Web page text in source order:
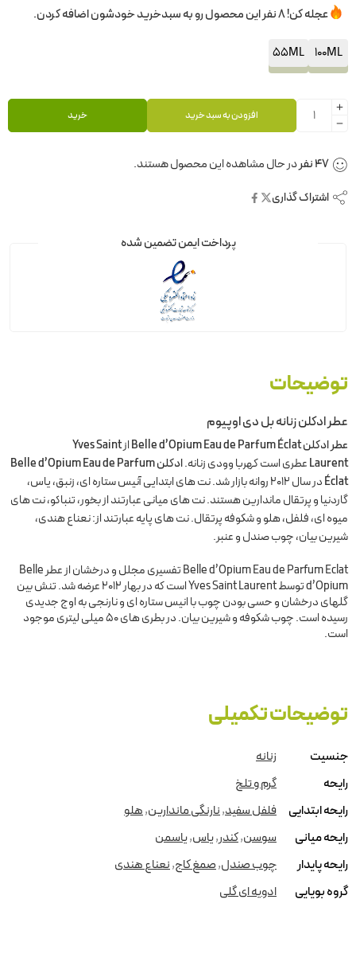
عجله کن! 8 نفر این محصول رو به سبدخرید خودشون اضافه کردن.
100ML
55ML
افزودن به سبد خرید خرید
47نفردر حال مشاهده این محصول هستند.
اشتراک گذاری
پرداخت ایمن تضمین شده
توضیحات
عطر ادکلن زنانه بل دی اوپیوم
عطر ادکلن Belle d’Opium Eau de Parfum Éclat ازYves Saint
Laurentعطری است کهربا وودی زنانه.
ادکلن Belle d’Opium Eau de Parfum
Éclat
در سال 2012 روانه بازار شد. نت های ابتدایی آنیس ستاره ای، زنبق، یاس،
گاردنیا و پرتقال ماندارین هستند. نت های میانی عبارتند از بخور، تنباکو، نت های
میوه ای، فلفل، هلو و شکوفه پرتقال. نت های پایه عبارتند از: نعناع هندی،
شیرین بیان، چوب صندل و عنبر.
Belle d’Opium Eau de Parfum Eclat تفسیری مجلل و درخشان از عطر Belle
d’Opium توسط Yves Saint Laurent است که در بهار 2012 عرضه شد. تنش بین
گلهای درخشان و حسی بودن چوب با انیس ستاره ای و نارنجی به اوج جدیدی
رسیده است. چوب شکوفه و شیرین بیان. در بطری های 50 میلی لیتری موجود
است.
توضیحات تکمیلی
جنسیت
زنانه
رایحه
گرم و تلخ
رایحه ابتدایی
فلفل سفید,نارنگی ماندارین,هلو
رایحه میانی
سوسن,کندر,یاس,یاسمن
رایحه پایدار
چوب صندل,صمغ کاج,نعناع هندی
گروه بویایی
ادویه ای گلی